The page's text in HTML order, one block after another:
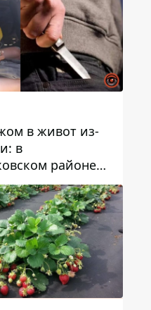
в живот из-
в
районе
летнего
убийство